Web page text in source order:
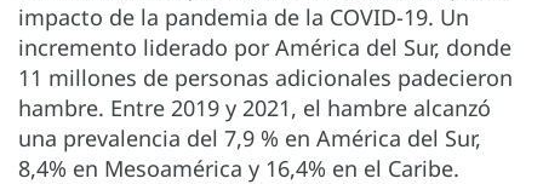
impacto de la pandemia de la COVID-19. Un
incremento liderado por América del Sur, donde
11 millones de personas adicionales padecieron
hambre. Entre 2019 y 2021, el hambre alcanzó
una prevalencia del 7,9 % en América del Sur,
8,4% en Mesoamérica y 16,4% en el Caribe.